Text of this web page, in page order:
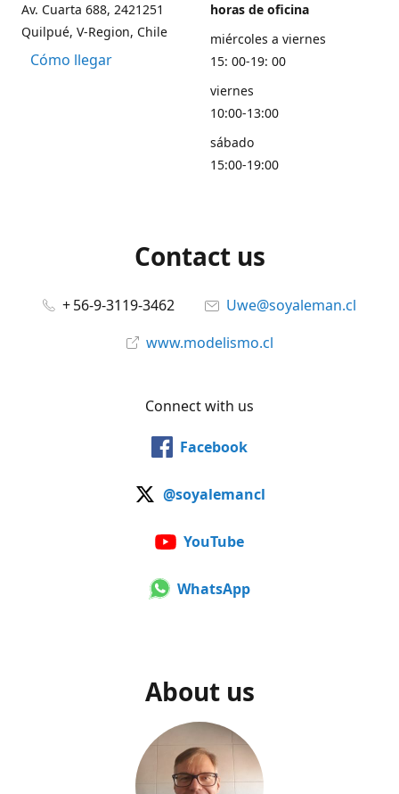
Av. Cuarta 688, 2421251
Quilpué, V-Region, Chile
Cómo llegar
horas de oficina
miércoles a viernes
15: 00-19: 00
viernes
10:00-13:00
sábado
15:00-19:00
Contact us
+ 56-9-3119-3462
Uwe@soyaleman.cl
www.modelismo.cl
Connect with us
Facebook
@soyalemancl
YouTube
WhatsApp
About us